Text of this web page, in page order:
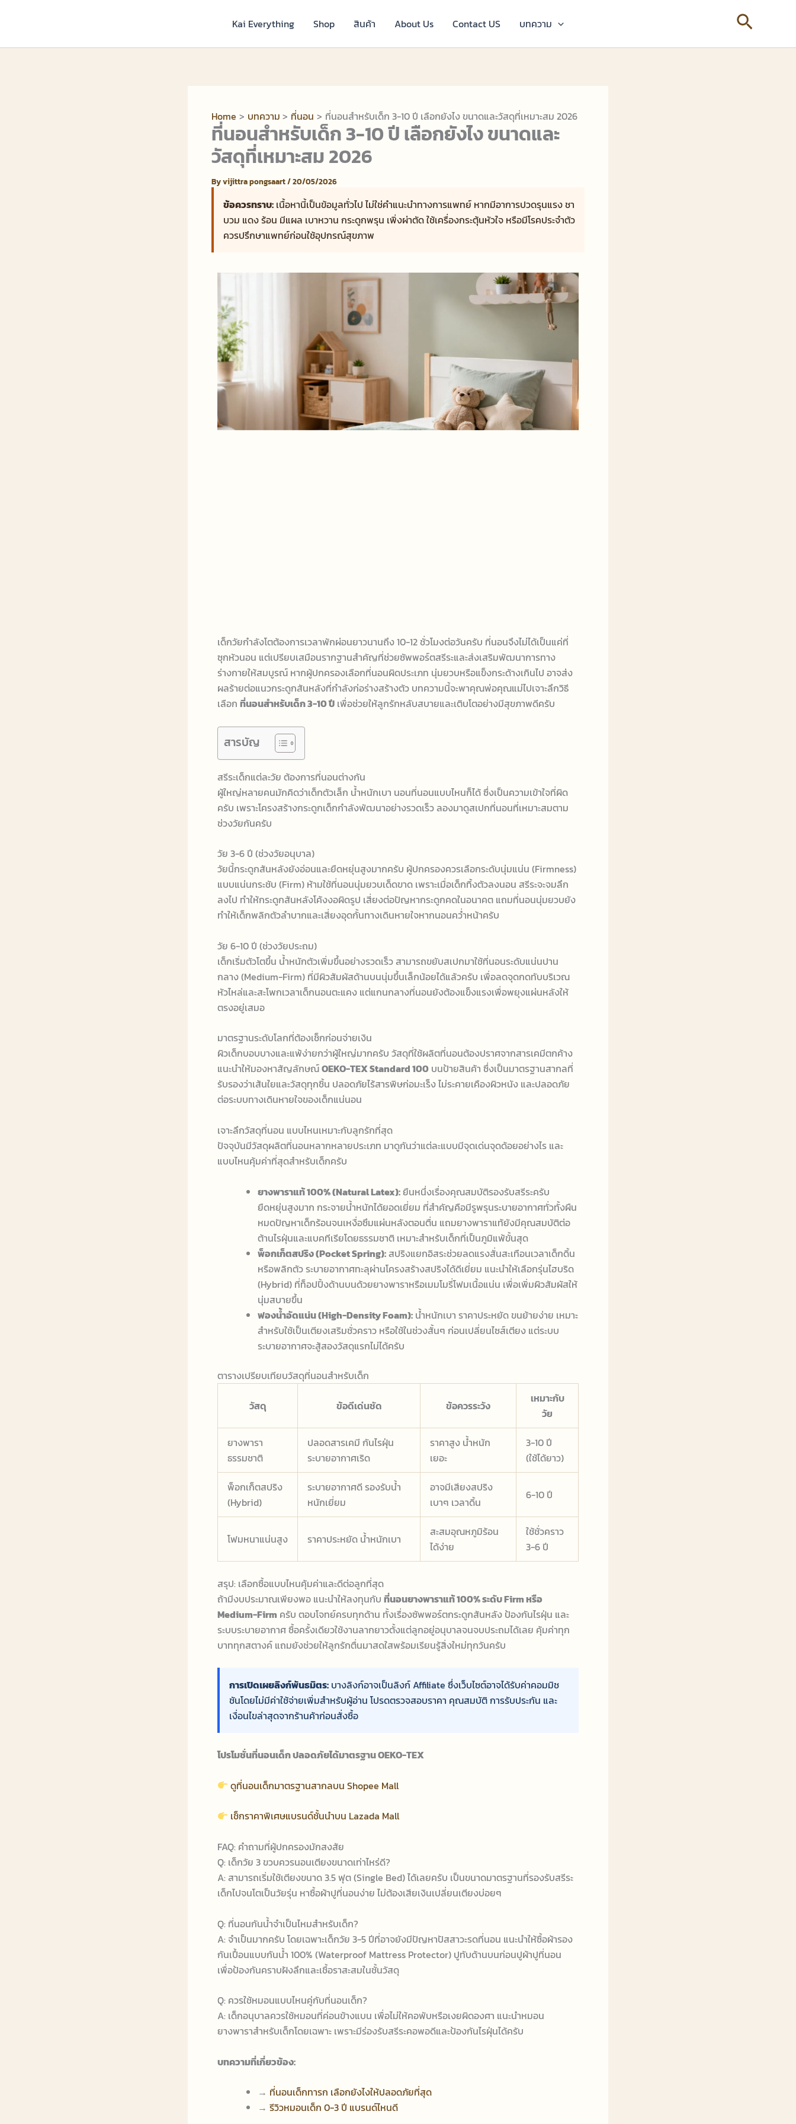
Kai Everything Shop สินค้า About Us Contact US บทความ Search
Home บทความ ที่นอน ที่นอนสำหรับเด็ก 3-10 ปี เลือกยังไง ขนาดและวัสดุที่เหมาะสม 2026
ที่นอนสำหรับเด็ก 3-10 ปี เลือกยังไง ขนาดและ
วัสดุที่เหมาะสม 2026
Byvijittra pongsaart/20/05/2026
ข้อควรทราบ: เนื้อหานี้เป็นข้อมูลทั่วไป ไม่ใช่คำแนะนำทางการแพทย์ หากมีอาการปวดรุนแรง ชา
บวม แดง ร้อน มีแผล เบาหวาน กระดูกพรุน เพิ่งผ่าตัด ใช้เครื่องกระตุ้นหัวใจ หรือมีโรคประจำตัว
ควรปรึกษาแพทย์ก่อนใช้อุปกรณ์สุขภาพ
เด็กวัยกำลังโตต้องการเวลาพักผ่อนยาวนานถึง 10-12 ชั่วโมงต่อวันครับ ที่นอนจึงไม่ได้เป็นแค่ที่
ซุกหัวนอน แต่เปรียบเสมือนรากฐานสำคัญที่ช่วยซัพพอร์ตสรีระและส่งเสริมพัฒนาการทาง
ร่างกายให้สมบูรณ์ หากผู้ปกครองเลือกที่นอนผิดประเภท นุ่มยวบหรือแข็งกระด้างเกินไป อาจส่ง
ผลร้ายต่อแนวกระดูกสันหลังที่กำลังก่อร่างสร้างตัว บทความนี้จะพาคุณพ่อคุณแม่ไปเจาะลึกวิธี
เลือก ที่นอนสำหรับเด็ก 3-10 ปี เพื่อช่วยให้ลูกรักหลับสบายและเติบโตอย่างมีสุขภาพดีครับ
สารบัญ
สรีระเด็กแต่ละวัย ต้องการที่นอนต่างกัน
ผู้ใหญ่หลายคนมักคิดว่าเด็กตัวเล็ก น้ำหนักเบา นอนที่นอนแบบไหนก็ได้ ซึ่งเป็นความเข้าใจที่ผิด
ครับ เพราะโครงสร้างกระดูกเด็กกำลังพัฒนาอย่างรวดเร็ว ลองมาดูสเปกที่นอนที่เหมาะสมตาม
ช่วงวัยกันครับ
วัย 3-6 ปี (ช่วงวัยอนุบาล)
วัยนี้กระดูกสันหลังยังอ่อนและยืดหยุ่นสูงมากครับ ผู้ปกครองควรเลือกระดับนุ่มแน่น (Firmness)
แบบแน่นกระชับ (Firm) ห้ามใช้ที่นอนนุ่มยวบเด็ดขาด เพราะเมื่อเด็กทิ้งตัวลงนอน สรีระจะจมลึก
ลงไป ทำให้กระดูกสันหลังโค้งงอผิดรูป เสี่ยงต่อปัญหากระดูกคดในอนาคต แถมที่นอนนุ่มยวบยัง
ทำให้เด็กพลิกตัวลำบากและเสี่ยงอุดกั้นทางเดินหายใจหากนอนคว่ำหน้าครับ
วัย 6-10 ปี (ช่วงวัยประถม)
เด็กเริ่มตัวโตขึ้น น้ำหนักตัวเพิ่มขึ้นอย่างรวดเร็ว สามารถขยับสเปกมาใช้ที่นอนระดับแน่นปาน
กลาง (Medium-Firm) ที่มีผิวสัมผัสด้านบนนุ่มขึ้นเล็กน้อยได้แล้วครับ เพื่อลดจุดกดทับบริเวณ
หัวไหล่และสะโพกเวลาเด็กนอนตะแคง แต่แกนกลางที่นอนยังต้องแข็งแรงเพื่อพยุงแผ่นหลังให้
ตรงอยู่เสมอ
มาตรฐานระดับโลกที่ต้องเช็กก่อนจ่ายเงิน
ผิวเด็กบอบบางและแพ้ง่ายกว่าผู้ใหญ่มากครับ วัสดุที่ใช้ผลิตที่นอนต้องปราศจากสารเคมีตกค้าง
แนะนำให้มองหาสัญลักษณ์OEKO-TEX Standard 100 บนป้ายสินค้า ซึ่งเป็นมาตรฐานสากลที่
รับรองว่าเส้นใยและวัสดุทุกชิ้น ปลอดภัยไร้สารพิษก่อมะเร็ง ไม่ระคายเคืองผิวหนัง และปลอดภัย
ต่อระบบทางเดินหายใจของเด็กแน่นอน
เจาะลึกวัสดุที่นอน แบบไหนเหมาะกับลูกรักที่สุด
ปัจจุบันมีวัสดุผลิตที่นอนหลากหลายประเภท มาดูกันว่าแต่ละแบบมีจุดเด่นจุดด้อยอย่างไร และ
แบบไหนคุ้มค่าที่สุดสำหรับเด็กครับ
ยางพาราแท้ 100% (Natural Latex):ยืนหนึ่งเรื่องคุณสมบัติรองรับสรีระครับ
ยืดหยุ่นสูงมาก กระจายน้ำหนักได้ยอดเยี่ยม ที่สำคัญคือมีรูพรุนระบายอากาศทั่วทั้งผืน
หมดปัญหาเด็กร้อนจนเหงื่อซึมแผ่นหลังตอนตื่น แถมยางพาราแท้ยังมีคุณสมบัติต่อ
ต้านไรฝุ่นและแบคทีเรียโดยธรรมชาติ เหมาะสำหรับเด็กที่เป็นภูมิแพ้ขั้นสุด
พ็อกเก็ตสปริง (Pocket Spring):สปริงแยกอิสระช่วยลดแรงสั่นสะเทือนเวลาเด็กดิ้น
หรือพลิกตัว ระบายอากาศทะลุผ่านโครงสร้างสปริงได้ดีเยี่ยม แนะนำให้เลือกรุ่นไฮบริด
(Hybrid) ที่ท็อปปิ้งด้านบนด้วยยางพาราหรือเมมโมรี่โฟมเนื้อแน่น เพื่อเพิ่มผิวสัมผัสให้
นุ่มสบายขึ้น
ฟองน้ำอัดแน่น (High-Density Foam): น้ำหนักเบา ราคาประหยัด ขนย้ายง่าย เหมาะ
สำหรับใช้เป็นเตียงเสริมชั่วคราว หรือใช้ในช่วงสั้นๆ ก่อนเปลี่ยนไซส์เตียง แต่ระบบ
ระบายอากาศจะสู้สองวัสดุแรกไม่ได้ครับ
ตารางเปรียบเทียบวัสดุที่นอนสำหรับเด็ก
วัสดุ ข้อดีเด่นชัด ข้อควรระวัง
เหมาะกับ
วัย
ยางพารา
ธรรมชาติ
ปลอดสารเคมี กันไรฝุ่น
ระบายอากาศเริด
ราคาสูง น้ำหนัก
เยอะ
3-10 ปี
(ใช้ได้ยาว)
พ็อกเก็ตสปริง
(Hybrid)
ระบายอากาศดี รองรับน้ำ
หนักเยี่ยม
อาจมีเสียงสปริง
เบาๆ เวลาดิ้น
6-10 ปี
โฟมหนาแน่นสูง ราคาประหยัด น้ำหนักเบา
สะสมอุณหภูมิร้อน
ได้ง่าย
ใช้ชั่วคราว
3-6 ปี
สรุป: เลือกซื้อแบบไหนคุ้มค่าและดีต่อลูกที่สุด
ถ้ามีงบประมาณเพียงพอ แนะนำให้ลงทุนกับ ที่นอนยางพาราแท้ 100% ระดับ Firm หรือ
Medium-Firm ครับ ตอบโจทย์ครบทุกด้าน ทั้งเรื่องซัพพอร์ตกระดูกสันหลัง ป้องกันไรฝุ่น และ
ระบบระบายอากาศ ซื้อครั้งเดียวใช้งานลากยาวตั้งแต่ลูกอยู่อนุบาลจนจบประถมได้เลย คุ้มค่าทุก
บาททุกสตางค์ แถมยังช่วยให้ลูกรักตื่นมาสดใสพร้อมเรียนรู้สิ่งใหม่ทุกวันครับ
การเปิดเผยลิงก์พันธมิตร: บางลิงก์อาจเป็นลิงก์ Affiliate ซึ่งเว็บไซต์อาจได้รับค่าคอมมิช
ชันโดยไม่มีค่าใช้จ่ายเพิ่มสำหรับผู้อ่าน โปรดตรวจสอบราคา คุณสมบัติ การรับประกัน และ
เงื่อนไขล่าสุดจากร้านค้าก่อนสั่งซื้อ
โปรโมชั่นที่นอนเด็ก ปลอดภัยได้มาตรฐาน OEKO-TEX
ดูที่นอนเด็กมาตรฐานสากลบน Shopee Mall
เช็กราคาพิเศษแบรนด์ชั้นนำบน Lazada Mall
FAQ: คำถามที่ผู้ปกครองมักสงสัย
Q: เด็กวัย 3 ขวบควรนอนเตียงขนาดเท่าไหร่ดี?
A: สามารถเริ่มใช้เตียงขนาด 3.5 ฟุต (Single Bed) ได้เลยครับ เป็นขนาดมาตรฐานที่รองรับสรีระ
เด็กไปจนโตเป็นวัยรุ่น หาซื้อผ้าปูที่นอนง่าย ไม่ต้องเสียเงินเปลี่ยนเตียงบ่อยๆ
Q: ที่นอนกันน้ำจำเป็นไหมสำหรับเด็ก?
A: จำเป็นมากครับ โดยเฉพาะเด็กวัย 3-5 ปีที่อาจยังมีปัญหาปัสสาวะรดที่นอน แนะนำให้ซื้อผ้ารอง
กันเปื้อนแบบกันน้ำ 100% (Waterproof Mattress Protector) ปูทับด้านบนก่อนปูผ้าปูที่นอน
เพื่อป้องกันคราบฝังลึกและเชื้อราสะสมในชั้นวัสดุ
Q: ควรใช้หมอนแบบไหนคู่กับที่นอนเด็ก?
A: เด็กอนุบาลควรใช้หมอนที่ค่อนข้างแบน เพื่อไม่ให้คอพับหรือเงยผิดองศา แนะนำหมอน
ยางพาราสำหรับเด็กโดยเฉพาะ เพราะมีร่องรับสรีระคอพอดีและป้องกันไรฝุ่นได้ครับ
บทความที่เกี่ยวข้อง:
→ ที่นอนเด็กทารก เลือกยังไงให้ปลอดภัยที่สุด
→ รีวิวหมอนเด็ก 0-3 ปี แบรนด์ไหนดี